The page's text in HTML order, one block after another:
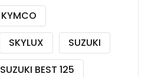
KYMCO
SKYLUX
SUZUKI
SUZUKI BEST 125